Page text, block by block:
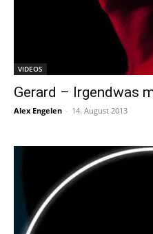
VIDEOS
Gerard – Irgendwas
Alex Engelen - 14. August 2013